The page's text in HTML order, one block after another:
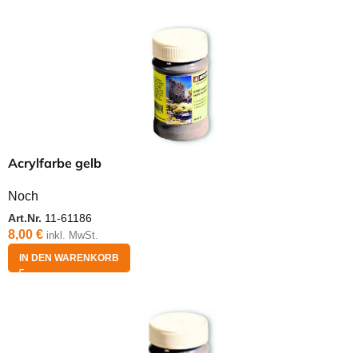
Acrylfarbe gelb
Noch
Art.Nr. 11-61186
8,00 € inkl. MwSt.
IN DEN WARENKORB